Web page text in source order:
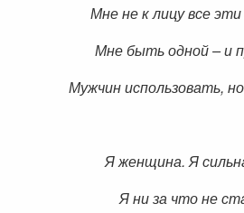
Мне не к лицу все
Мне быть одной – и
Мужчин использовать,
Я женщина. Я
Я ни за что не